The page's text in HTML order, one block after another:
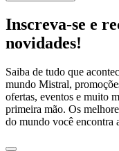
Inscreva-se e
novidades!
Saiba de tudo que
mundo Mistral,
ofertas, eventos e muito
primeira mão. Os
do mundo você encontra